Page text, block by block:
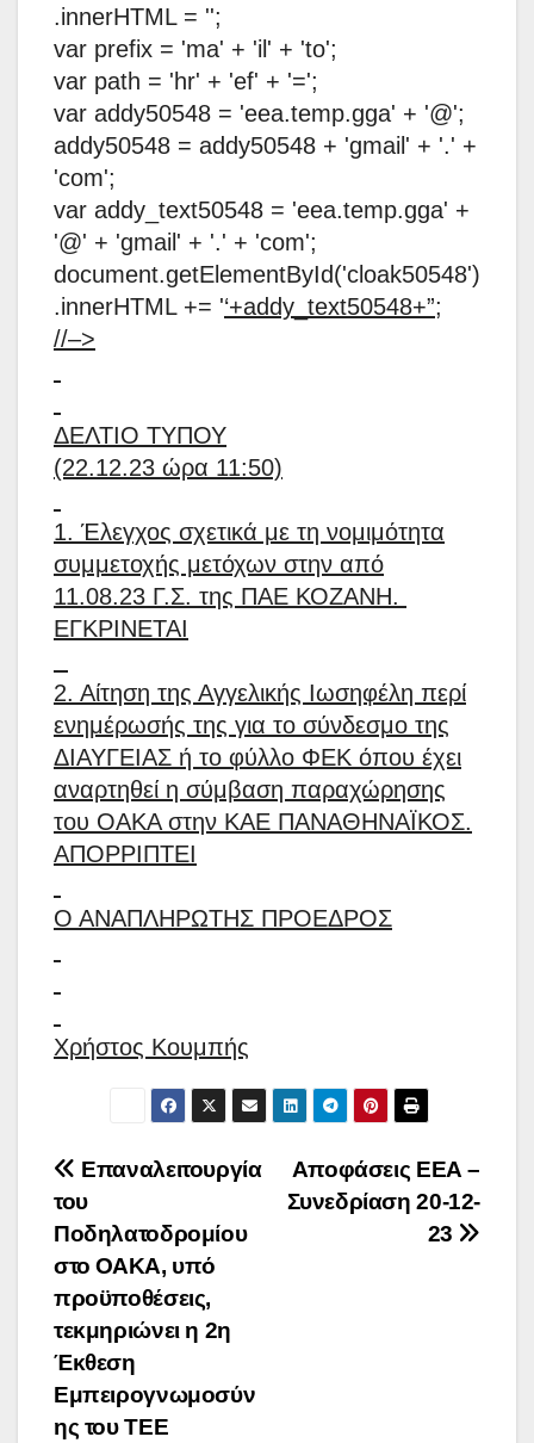
.innerHTML = '';
var prefix = 'ma' + 'il' + 'to';
var path = 'hr' + 'ef' + '=';
var addy50548 = 'eea.temp.gga' + '@';
addy50548 = addy50548 + 'gmail' + '.' +
'com';
var addy_text50548 = 'eea.temp.gga' +
'@' + 'gmail' + '.' + 'com';
document.getElementById('cloak50548')
.innerHTML += '‘+addy_text50548+”;
//–>
ΔΕΛΤΙΟ ΤΥΠΟΥ
(22.12.23 ώρα 11:50)
1. Έλεγχος σχετικά με τη νομιμότητα
συμμετοχής μετόχων στην από
11.08.23 Γ.Σ. της ΠΑΕ ΚΟΖΑΝΗ.
ΕΓΚΡΙΝΕΤΑΙ
2. Αίτηση της Αγγελικής Ιωσηφέλη περί
ενημέρωσής της για το σύνδεσμο της
ΔΙΑΥΓΕΙΑΣ ή το φύλλο ΦΕΚ όπου έχει
αναρτηθεί η σύμβαση παραχώρησης
του ΟΑΚΑ στην ΚΑΕ ΠΑΝΑΘΗΝΑΪΚΟΣ.
ΑΠΟΡΡΙΠΤΕΙ
Ο ΑΝΑΠΛΗΡΩΤΗΣ ΠΡΟΕΔΡΟΣ
Χρήστος Κουμπής
Πλοήγηση
άρθρων
Αποφάσεις ΕΕΑ –
Συνεδρίαση 20-12-
23
Επαναλειτουργία
του
Ποδηλατοδρομίου
στο ΟΑΚΑ, υπό
προϋποθέσεις,
τεκμηριώνει η 2η
Έκθεση
Εμπειρογνωμοσύν
ης του ΤΕΕ